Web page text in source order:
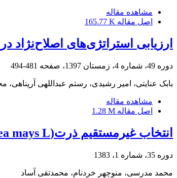
مشاهده مقاله
اصل مقاله 165.77 K
ارزیابی استراتژی‌های اصلاح‌نژاد
دوره 49، شماره 4، زمستان 1397، صفحه 481-494
بابک عنایتی، امیر رشیدی، رستم عبداللهی آرپناهی،
مشاهده مقاله
اصل مقاله 1.28 M
انتخاب غیرمستقیم ذرت(Zea mays L.) با استفاده از شاخصهای انتخاب به منظور افزایش عملکرد دانه
دوره 35، شماره 1، 1383
محمد مدرسی، منوچهر خردنام، محمدتقی آساد